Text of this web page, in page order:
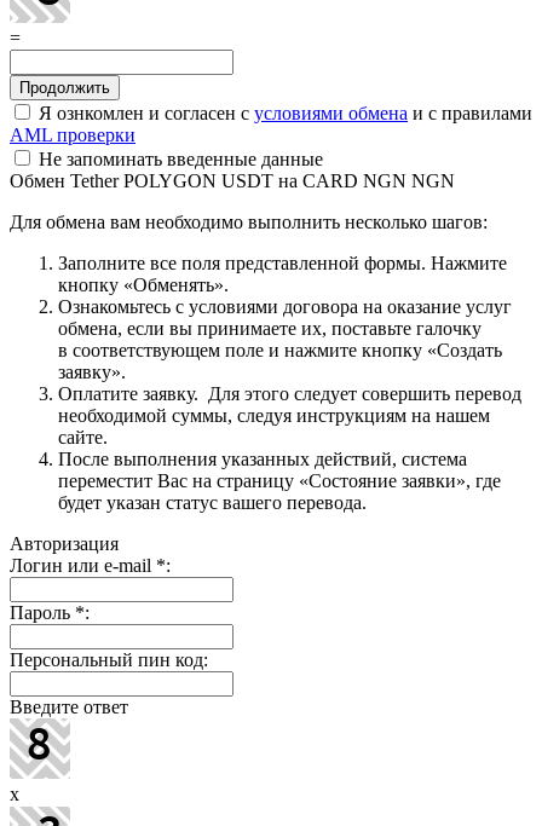
=
Я ознкомлен и согласен с условиями обмена и с правилами
AML проверки
Не запоминать введенные данные
Обмен Tether POLYGON USDT на CARD NGN NGN
Для обмена вам необходимо выполнить несколько шагов:
Заполните все поля представленной формы. Нажмите
кнопку «Обменять».
Ознакомьтесь с условиями договора на оказание услуг
обмена, если вы принимаете их, поставьте галочку
в соответствующем поле и нажмите кнопку «Создать
заявку».
Оплатите заявку. Для этого следует совершить перевод
необходимой суммы, следуя инструкциям на нашем
сайте.
После выполнения указанных действий, система
переместит Вас на страницу «Состояние заявки», где
будет указан статус вашего перевода.
Авторизация
Логин или e-mail *:
Пароль *:
Персональный пин код:
Введите ответ
x